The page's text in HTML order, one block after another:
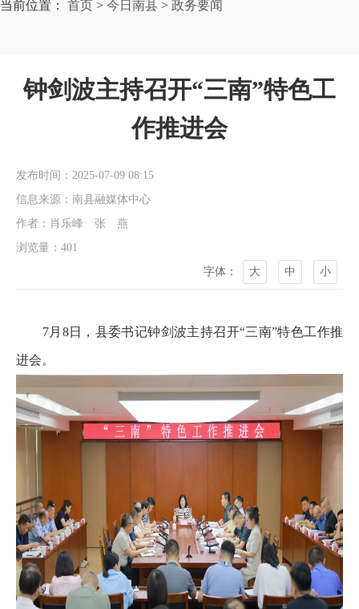
当前位置： 首页 > 今日南县 > 政务要闻
钟剑波主持召开“三南”特色工
作推进会
发布时间：2025-07-09 08:15
信息来源：南县融媒体中心
作者：肖乐峰 张 燕
浏览量： 401
字体：
大 中 小
7月8日，县委书记钟剑波主持召开“三南”特色工作推
进会。